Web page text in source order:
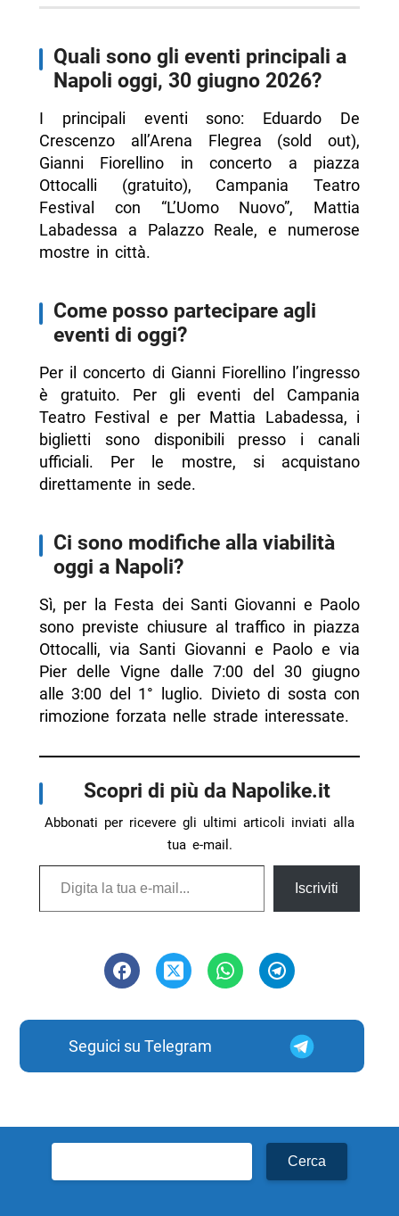
Quali sono gli eventi principali a
Napoli oggi, 30 giugno 2026?
I principali eventi sono: Eduardo De
Crescenzo all’Arena Flegrea (sold out),
Gianni Fiorellino in concerto a piazza
Ottocalli (gratuito), Campania Teatro
Festival con “L’Uomo Nuovo”, Mattia
Labadessa a Palazzo Reale, e numerose
mostre in città.
Come posso partecipare agli
eventi di oggi?
Per il concerto di Gianni Fiorellino l’ingresso
è gratuito. Per gli eventi del Campania
Teatro Festival e per Mattia Labadessa, i
biglietti sono disponibili presso i canali
ufficiali. Per le mostre, si acquistano
direttamente in sede.
Ci sono modifiche alla viabilità
oggi a Napoli?
Sì, per la Festa dei Santi Giovanni e Paolo
sono previste chiusure al traffico in piazza
Ottocalli, via Santi Giovanni e Paolo e via
Pier delle Vigne dalle 7:00 del 30 giugno
alle 3:00 del 1° luglio. Divieto di sosta con
rimozione forzata nelle strade interessate.
Scopri di più da Napolike.it
Abbonati per ricevere gli ultimi articoli inviati alla
tua e-mail.
Digita la tua e-mail...
Iscriviti
Seguici su Telegram
per: